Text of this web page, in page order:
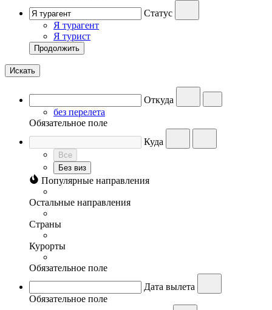
Статус
Я турагент
Я турист
Продолжить
Искать
Откуда
без перелета
Обязательное поле
Куда
Все
Без виз
Популярные направления
Остальные направления
Страны
Курорты
Обязательное поле
Дата вылета
Обязательное поле